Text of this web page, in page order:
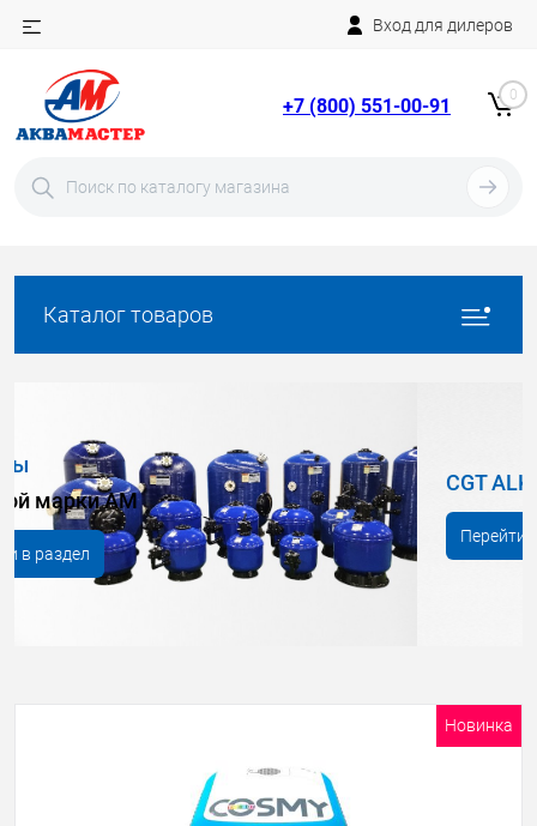
Вход для дилеров
+7 (800) 551-00-91 0
Каталог товаров
CGT ALKOR (Франция)
Перейти в раздел
Новинка